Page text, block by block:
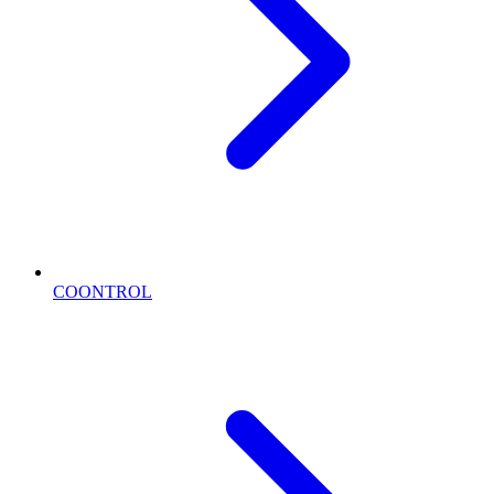
COONTROL